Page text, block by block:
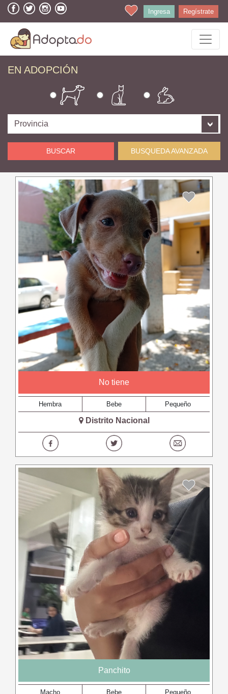
Ingresa Regístrate
EN ADOPCIÓN
BUSCAR BUSQUEDA AVANZADA
No tiene
Hembra Bebe Pequeño
Distrito Nacional
Panchito
Macho Bebe Pequeño